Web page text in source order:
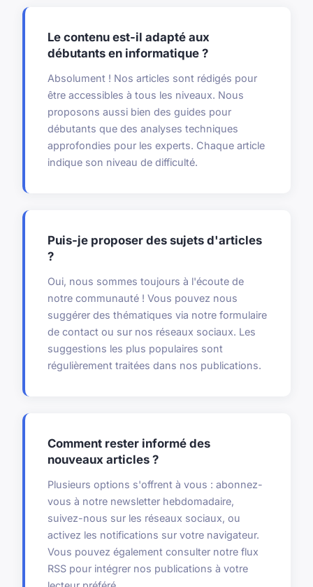
Le contenu est-il adapté aux
débutants en informatique ?
Absolument ! Nos articles sont rédigés pour
être accessibles à tous les niveaux. Nous
proposons aussi bien des guides pour
débutants que des analyses techniques
approfondies pour les experts. Chaque article
indique son niveau de difficulté.
Puis-je proposer des sujets d'articles
?
Oui, nous sommes toujours à l'écoute de
notre communauté ! Vous pouvez nous
suggérer des thématiques via notre formulaire
de contact ou sur nos réseaux sociaux. Les
suggestions les plus populaires sont
régulièrement traitées dans nos publications.
Comment rester informé des
nouveaux articles ?
Plusieurs options s'offrent à vous : abonnez-
vous à notre newsletter hebdomadaire,
suivez-nous sur les réseaux sociaux, ou
activez les notifications sur votre navigateur.
Vous pouvez également consulter notre flux
RSS pour intégrer nos publications à votre